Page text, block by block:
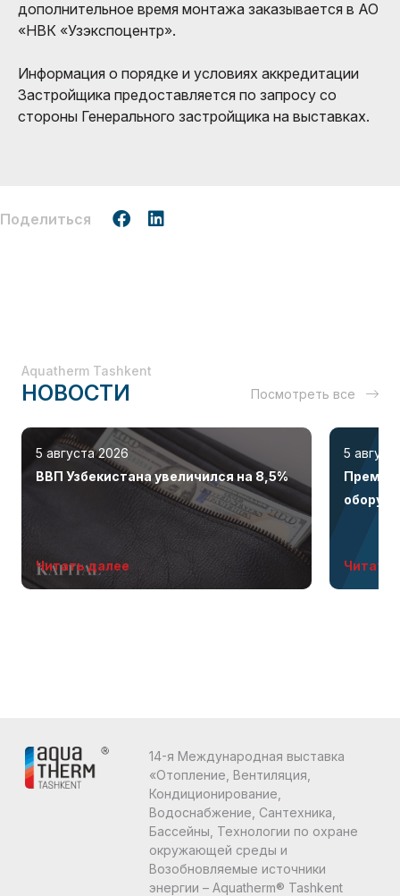
дополнительное время монтажа заказывается в АО
«НВК «Узэкспоцентр».
Информация о порядке и условиях аккредитации
Застройщика предоставляется по запросу со
стороны Генерального застройщика на выставках.
Поделиться
Aquatherm Tashkent
НОВОСТИ Посмотреть все
5 августа 2026
ВВП Узбекистана увеличился на 8,5%
Читать далее
5
Читать
14-я Международная выставка
«Отопление, Вентиляция,
Кондиционирование,
Водоснабжение, Сантехника,
Бассейны, Технологии по охране
окружающей среды и
Возобновляемые источники
энергии – Aquatherm® Tashkent